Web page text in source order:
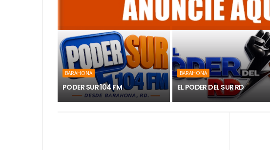
BARAHONA
PODER SUR 104 FM
BARAHONA
EL PODER DEL SUR RD